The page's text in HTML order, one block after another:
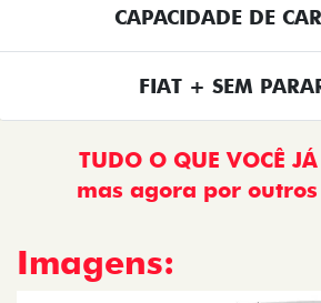
CAPACIDADE DE
FIAT + SEM
TUDO O QUE VOCÊ
mas agora por
Imagens: